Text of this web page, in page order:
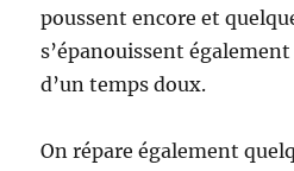
poussent encore et
s’épanouissent
d’un temps doux.
On répare également